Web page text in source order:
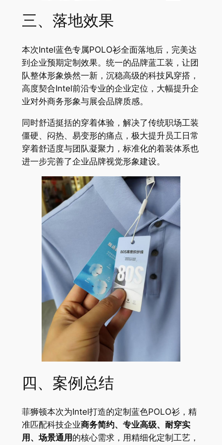
三、落地效果
本次Intel蓝色专属POLO衫全面落地后，完美达
到企业预期定制效果。统一的品牌蓝工装，让团
队整体形象焕然一新，沉稳高级的科技风穿搭，
高度契合Intel前沿专业的企业定位，大幅提升企
业对外商务形象与展会品牌质感。
同时舒适挺括的穿着体验，解决了传统职场工装
僵硬、闷热、易变形的痛点，极大提升员工日常
穿着舒适度与团队凝聚力，标准化的着装体系也
进一步完善了企业品牌视觉形象建设。
四、案例总结
菲狮顿本次为Intel打造的定制蓝色POLO衫，精
准匹配科技企业商务简约、专业高级、耐穿实
用、场景通用 的核心需求，用精细化定制工艺，